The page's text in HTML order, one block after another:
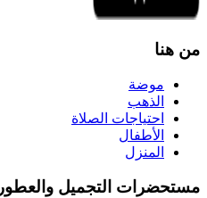
من هنا
موضة
الذهب
احتياجات الصلاة
الأطفال
المنزل
مستحضرات التجميل والعطور